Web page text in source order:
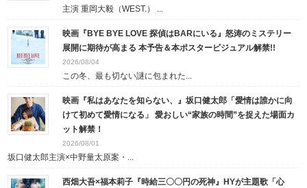
主演 重岡大毅（WEST.） ...
映画『BYE BYE LOVE 探偵はBARにいる』怒涛のミステリー
展開に期待が高まる 本予告＆本ポスタービジュアル解禁!!
2026/08/04
この冬、最も切ない謎に包まれた...
映画『私はあなたを知らない、』坂口健太郎「愛情は誰かに向
けて初めて愛情になる」 愛おしい“家族の時間”を捉えた場面カ
ット解禁！
2026/08/01
坂口健太郎主演×中野量太原案・...
西畑大吾×福本莉子『時給三〇〇円の死神』HYが主題歌「心